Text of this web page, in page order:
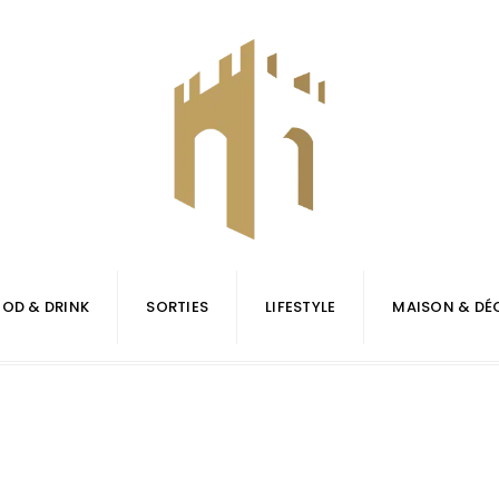
& DRINK SORTIES LIFESTYLE MAISON &